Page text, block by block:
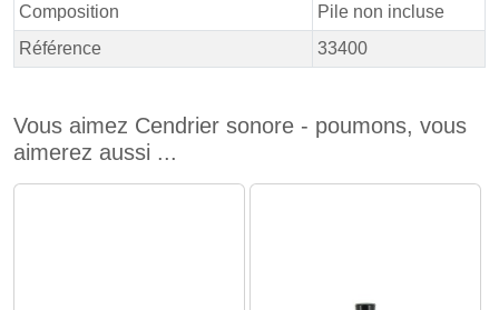
Composition
Pile non incluse
Référence
33400
Vous aimez Cendrier sonore - poumons, vous
aimerez aussi ...